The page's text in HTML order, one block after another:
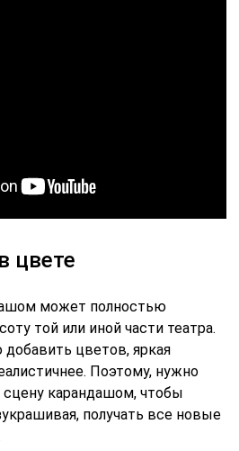
цвете
может полностью
той или иной части театра.
цветов, яркая
Поэтому, нужно
сцену карандашом, чтобы
получать все новые